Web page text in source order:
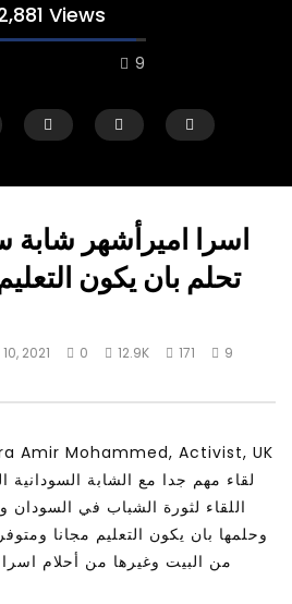
Views
9
Watch Later
out of
|
25:59
والسعادة
اسرا اميرأشهر شابة
تحلم بان يكون
2021 0 12.9K 171 9
Amir Mohammed, Activist, UK
لقاء مهم جدا مع الشابة السودانية
اللقاء لثورة الشباب في السودان
وحلمها بان يكون التعليم مجانا
من البيت وغيرها من أحلام